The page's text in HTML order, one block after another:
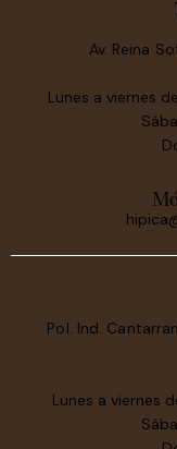
Av. Reina
Lunes a viernes
Pol. Ind.
Lunes a viernes